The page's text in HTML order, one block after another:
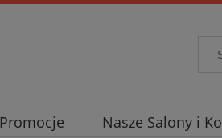
Nasze Salony i